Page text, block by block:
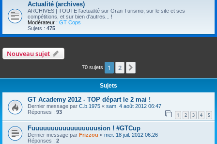
Actualité (archives)
ARCHIVES | TOUTE l'actualité sur Gran Turismo, sur le site et ses
compétitions, et sur bien d'autres... !
Modérateur : GT Cops
Sujets : 475
Nouveau sujet
70 sujets 1 2
Sujets
GT Academy 2012 - TOP départ le 2 mai !
Dernier message par C.b.1975 « sam. 4 août 2012 06:47
Réponses : 93 1 2 3 4 5
Fuuuuuuuuuuuuuuuuusion ! #GTCup
Dernier message par Frizzou « mer. 18 juil. 2012 06:26
Réponses : 2